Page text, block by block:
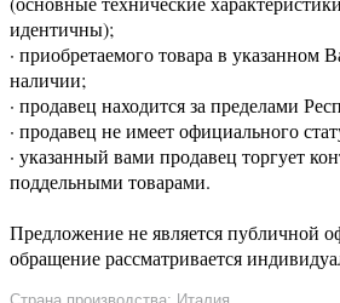
идентичны);
· приобретаемого товара в указанном
наличии;
· продавец находится за пределами
· продавец не имеет официального
· указанный вами продавец торгует
поддельными товарами.
Предложение не является публичной
обращение рассматривается